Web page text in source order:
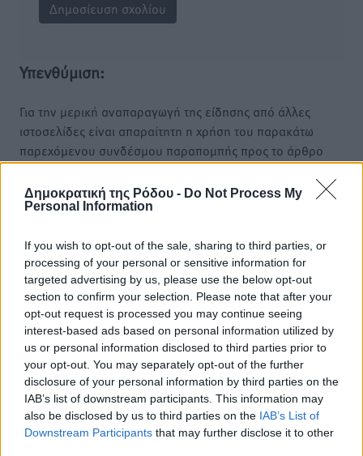
Δημοκρατική της Ρόδου - Do Not Process My
Personal Information
If you wish to opt-out of the sale, sharing to third parties, or
processing of your personal or sensitive information for
targeted advertising by us, please use the below opt-out
section to confirm your selection. Please note that after your
opt-out request is processed you may continue seeing
interest-based ads based on personal information utilized by
us or personal information disclosed to third parties prior to
your opt-out. You may separately opt-out of the further
disclosure of your personal information by third parties on the
IAB’s list of downstream participants. This information may
also be disclosed by us to third parties on the IAB’s List of
Downstream Participants that may further disclose it to other
Υπενθύμιση:
Για την μερική αναπαραγωγή της είδησης από άλλες
ιστοσελίδες είναι απαραίτητη η χρήση του παρακάτω
παρεχόμενου συνδέσμου παραπομπής προς το άρθρο
της Δημοκρατικής.
o καιρός τώρα:
28°
αίθριος καιρός
66%
Δ
28°/29
06:18
20:07